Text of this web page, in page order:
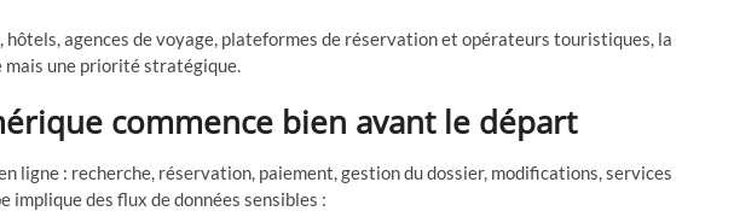
hôtels, agences de voyage, plateformes de réservation et opérateurs touristiques, la
mais une priorité stratégique.
commence bien avant le départ
ligne : recherche, réservation, paiement, gestion du dossier, modifications, services
implique des flux de données sensibles :